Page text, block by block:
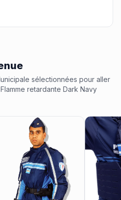
sélectionnées pour aller
retardante Dark Navy